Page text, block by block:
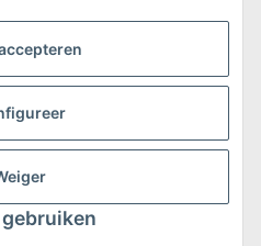
en retourneren